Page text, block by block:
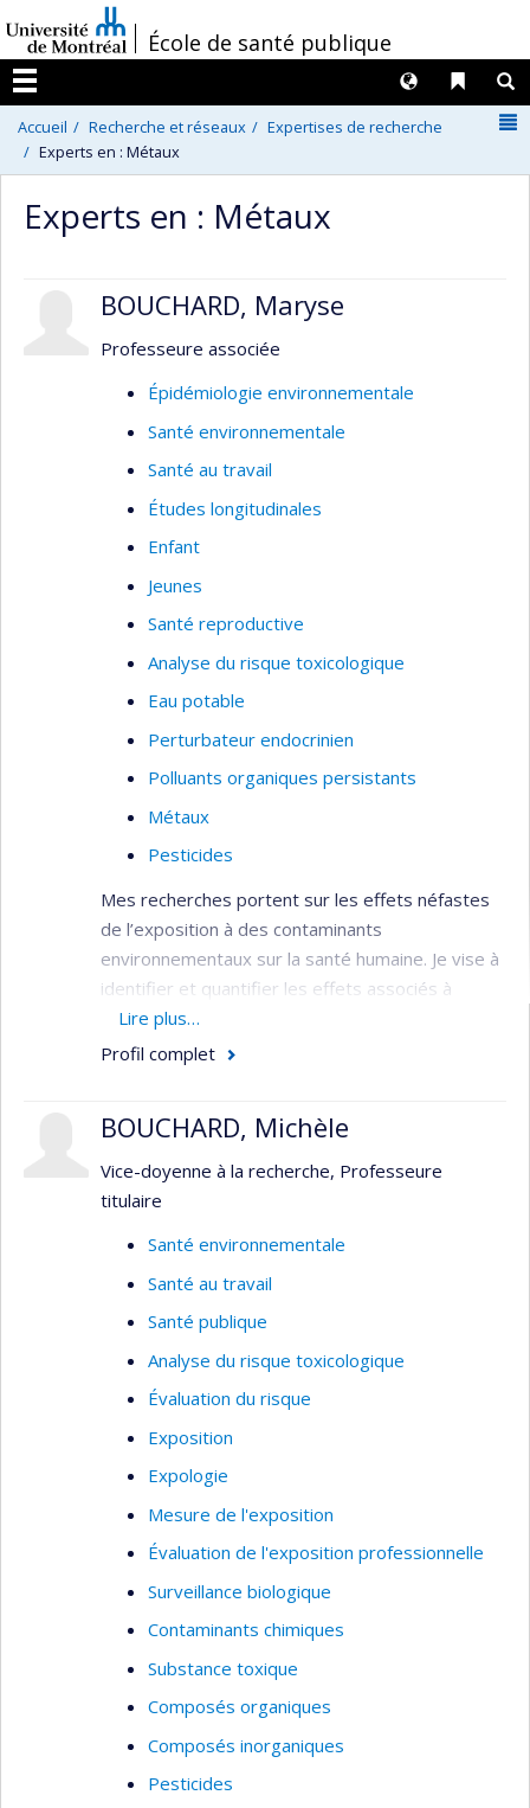
au
contenu
/École de santé publique
Menu
Liens
Langues
Accueil Recherche et réseaux
Expertises de recherche
Experts en : Métaux
Experts en : Métaux
BOUCHARD, Maryse
Professeure associée
Épidémiologie environnementale
Santé environnementale
Santé au travail
Études longitudinales
Enfant
Jeunes
Santé reproductive
Analyse du risque toxicologique
Eau potable
Perturbateur endocrinien
Polluants organiques persistants
Métaux
Pesticides
Mes recherches portent sur les effets néfastes
de l’exposition à des contaminants
environnementaux sur la santé humaine. Je vise à
identifier et quantifier les effets associés à
l’exposition aux substances toxiques sur la santé
des populations. Au moyen d’études
la santé, notamment, le système nerveux et les
systèmes endocriniens. Mes travaux ont aidé à la
compréhension des effets de plusieurs polluants,
Lire plus…
Profil complet
BOUCHARD, Michèle
Vice-doyenne à la recherche, Professeure
titulaire
Santé environnementale
Santé au travail
Santé publique
Analyse du risque toxicologique
Évaluation du risque
Exposition
Expologie
Mesure de l'exposition
Évaluation de l'exposition professionnelle
Surveillance biologique
Contaminants chimiques
Substance toxique
Composés organiques
Composés inorganiques
Pesticides